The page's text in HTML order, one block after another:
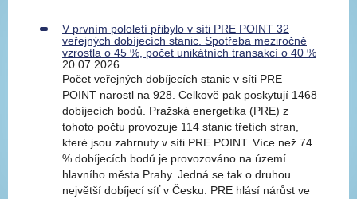
V prvním pololetí přibylo v síti PRE POINT 32
veřejných dobíjecích stanic. Spotřeba meziročně
vzrostla o 45 %, počet unikátních transakcí o 40 %
20.07.2026
Počet veřejných dobíjecích stanic v síti PRE
POINT narostl na 928. Celkově pak poskytují 1468
dobíjecích bodů. Pražská energetika (PRE) z
tohoto počtu provozuje 114 stanic třetích stran,
které jsou zahrnuty v síti PRE POINT. Více než 74
% dobíjecích bodů je provozováno na území
hlavního města Prahy. Jedná se tak o druhou
největší dobíjecí síť v Česku. PRE hlásí nárůst ve